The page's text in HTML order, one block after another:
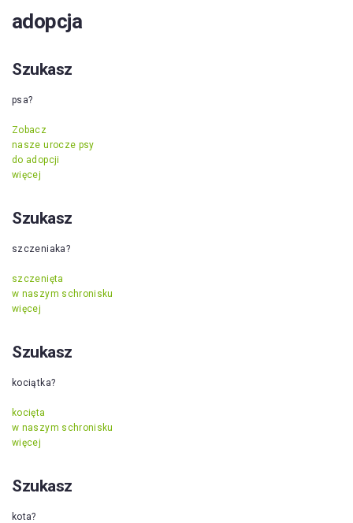
adopcja
Szukasz
psa?
Zobacz
nasze urocze psy
do adopcji
więcej
Szukasz
szczeniaka?
szczenięta
w naszym schronisku
więcej
Szukasz
kociątka?
kocięta
w naszym schronisku
więcej
Szukasz
kota?